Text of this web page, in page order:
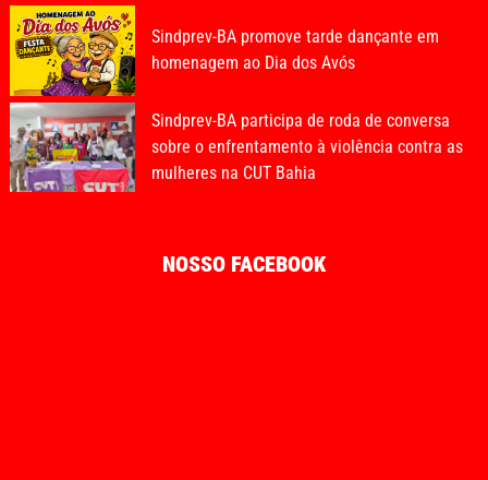
Sindprev-BA promove tarde dançante em
homenagem ao Dia dos Avós
Sindprev-BA participa de roda de conversa
sobre o enfrentamento à violência contra as
mulheres na CUT Bahia
NOSSO FACEBOOK